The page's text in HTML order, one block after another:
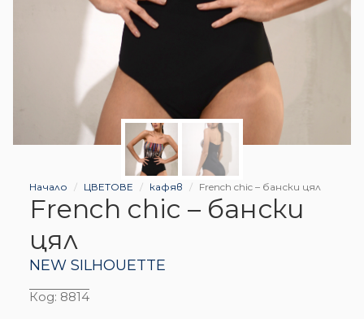
Начало ЦВЕТОВЕ кафяв French chic – бански цял
French chic – бански
цял
NEW SILHOUETTE
Код: 8814